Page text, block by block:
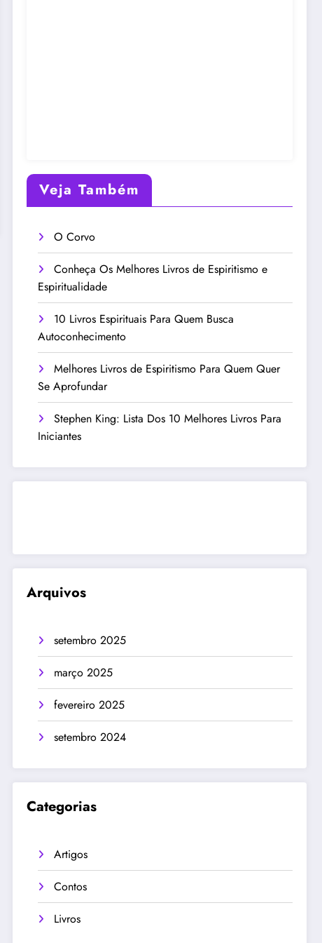
Veja Também
O Corvo
Conheça Os Melhores Livros de Espiritismo e
Espiritualidade
10 Livros Espirituais Para Quem Busca
Autoconhecimento
Melhores Livros de Espiritismo Para Quem Quer
Se Aprofundar
Stephen King: Lista Dos 10 Melhores Livros Para
Iniciantes
Arquivos
setembro 2025
março 2025
fevereiro 2025
setembro 2024
Categorias
Artigos
Contos
Livros